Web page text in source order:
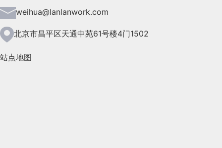
2021年6月(157)
2021年5月(124)
weihua@lanlanwork.com
北京市昌平区天通中苑61号楼4门1502
站点地图